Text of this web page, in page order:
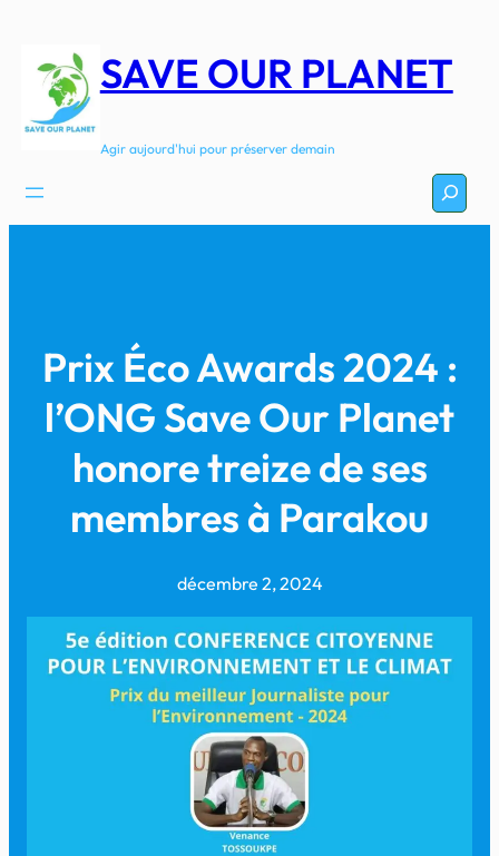
contenu
SAVE OUR PLANET
Agir aujourd'hui pour préserver demain
Prix Éco Awards 2024 :
l’ONG Save Our Planet
honore treize de ses
membres à Parakou
décembre 2, 2024